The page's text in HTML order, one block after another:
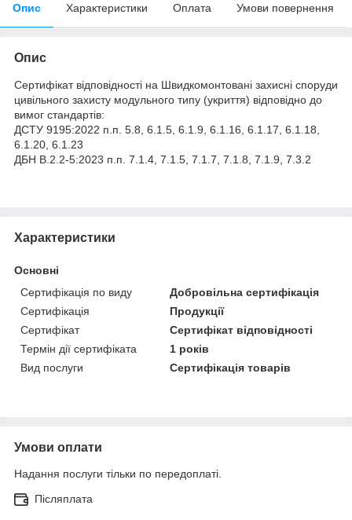
Опис Характеристики Оплата Умови повернення
Опис
Сертифікат відповідності на Швидкомонтовані захисні споруди
цивільного захисту модульного типу (укриття) відповідно до
вимог стандартів:
ДСТУ 9195:2022 п.п. 5.8, 6.1.5, 6.1.9, 6.1.16, 6.1.17, 6.1.18,
6.1.20, 6.1.23
ДБН В.2.2-5:2023 п.п. 7.1.4, 7.1.5, 7.1.7, 7.1.8, 7.1.9, 7.3.2
Характеристики
Основні
Сертифікація по виду
Добровільна сертифікація
Сертифікація
Продукції
Сертифікат
Сертифікат відповідності
Термін дії сертифіката
1 років
Вид послуги
Сертифікація товарів
Умови оплати
Надання послуги тільки по передоплаті.
Післяплата